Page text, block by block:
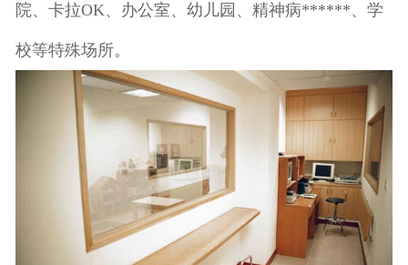
院、卡拉OK、办公室、幼儿园、精神病******、学
校等特殊场所。